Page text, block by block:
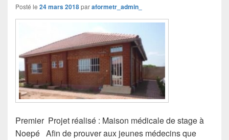
Posté le 24 mars 2018paraformetr_admin_
Premier Projet réalisé : Maison médicale de stage à
Noepé Afin de prouver aux jeunes médecins que